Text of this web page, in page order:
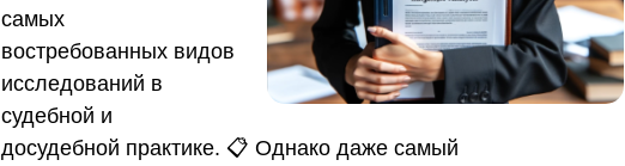
самых
востребованных видов
исследований в
судебной и
досудебной практике. 📋 Однако даже самый